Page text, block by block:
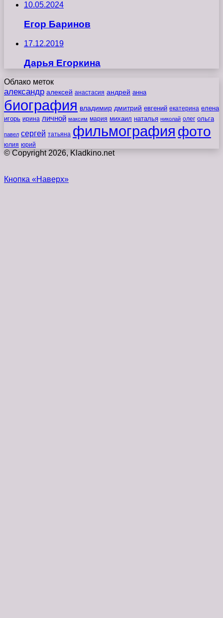
10.05.2024
Егор Баринов
17.12.2019
Дарья Егоркина
Облако меток
александр алексей анастасия андрей анна
биография владимир дмитрий евгений екатерина елена
игорь ирина личной максим мария михаил наталья николай олег ольга
павел сергей татьяна фильмография фото
юлия юрий
© Copyright 2026, Kladkino.net
Кнопка «Наверх»